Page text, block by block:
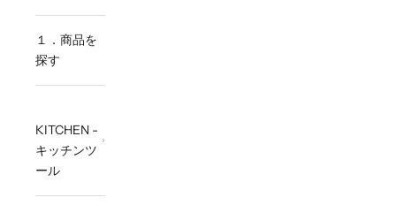
１．商品を
探す
KITCHEN -
キッチンツ
ール